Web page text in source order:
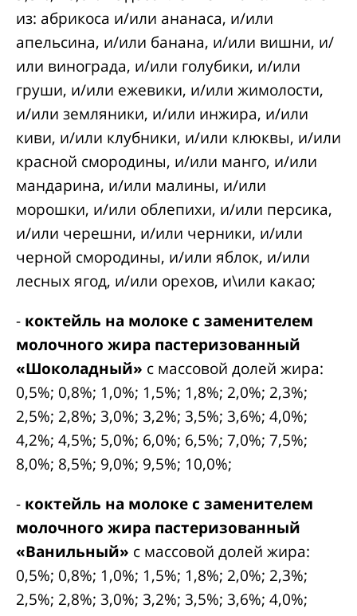
из: абрикоса и/или ананаса, и/или
апельсина, и/или банана, и/или вишни, и/
или винограда, и/или голубики, и/или
груши, и/или ежевики, и/или жимолости,
и/или земляники, и/или инжира, и/или
киви, и/или клубники, и/или клюквы, и/или
красной смородины, и/или манго, и/или
мандарина, и/или малины, и/или
морошки, и/или облепихи, и/или персика,
и/или черешни, и/или черники, и/или
черной смородины, и/или яблок, и/или
лесных ягод, и/или орехов, и\или какао;
- коктейль на молоке с заменителем
молочного жира пастеризованный
«Шоколадный» с массовой долей жира:
0,5%; 0,8%; 1,0%; 1,5%; 1,8%; 2,0%; 2,3%;
2,5%; 2,8%; 3,0%; 3,2%; 3,5%; 3,6%; 4,0%;
4,2%; 4,5%; 5,0%; 6,0%; 6,5%; 7,0%; 7,5%;
8,0%; 8,5%; 9,0%; 9,5%; 10,0%;
- коктейль на молоке с заменителем
молочного жира пастеризованный
«Ванильный» с массовой долей жира:
0,5%; 0,8%; 1,0%; 1,5%; 1,8%; 2,0%; 2,3%;
2,5%; 2,8%; 3,0%; 3,2%; 3,5%; 3,6%; 4,0%;